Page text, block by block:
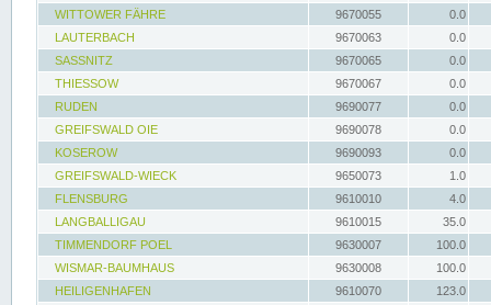
WITTOWER FÄHRE
9670055
0.0
LAUTERBACH
9670063
0.0
SASSNITZ
9670065
0.0
THIESSOW
9670067
0.0
RUDEN
9690077
0.0
GREIFSWALD OIE
9690078
0.0
KOSEROW
9690093
0.0
GREIFSWALD-WIECK
9650073
1.0
FLENSBURG
9610010
4.0
LANGBALLIGAU
9610015
35.0
TIMMENDORF POEL
9630007
100.0
WISMAR-BAUMHAUS
9630008
100.0
HEILIGENHAFEN
9610070
123.0